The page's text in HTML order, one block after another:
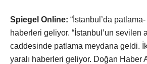
Spiegel Online: “İstanbul’da
haberleri geliyor. “İstanbul’un sevilen
caddesinde patlama meydana geldi.
yaralı haberleri geliyor. Doğan Haber